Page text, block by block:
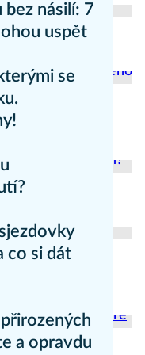
násilí: 7
uspět
se
co si dát
a opravdu